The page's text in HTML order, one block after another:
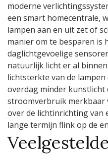
moderne
een smart homecentrale,
lampen aan en uit zet of
manier om te besparen is
daglichtgevoelige
natuurlijk licht er al
lichtsterkte van de
overdag minder kunstlicht
stroomverbruik merkbaar
over de lichtinrichting van
lange termijn flink op de